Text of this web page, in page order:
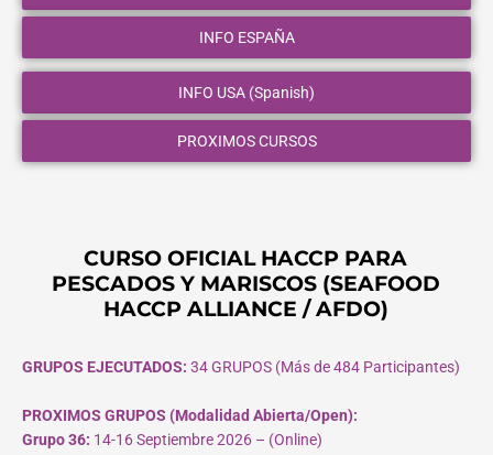
INFO ESPAÑA
INFO USA (Spanish)
PROXIMOS CURSOS
CURSO OFICIAL HACCP PARA
PESCADOS Y MARISCOS (SEAFOOD
HACCP ALLIANCE / AFDO)
GRUPOS EJECUTADOS: 34 GRUPOS (Más de 484 Participantes)
PROXIMOS GRUPOS (Modalidad Abierta/Open):
Grupo 36: 14-16 Septiembre 2026 – (Online)